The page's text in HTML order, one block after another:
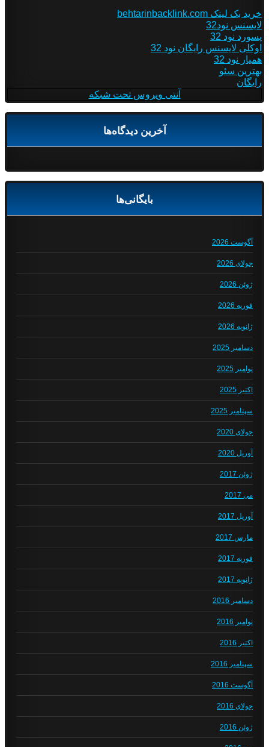
خرید بک لینک behtarinbacklink.com
لایسنس نود32
پسورد نود 32
اوکلی لایسنس رایگان نود 32
همیار نود 32
بهترین سئو
رایگان
آنتی ویروس تحت شبکه
آخرین دیدگاه‌ها
بایگانی‌ها
آگوست 2026
جولای 2026
ژوئن 2026
فوریه 2026
ژانویه 2026
دسامبر 2025
نوامبر 2025
اکتبر 2025
سپتامبر 2025
جولای 2020
آوریل 2020
ژوئن 2017
می 2017
آوریل 2017
مارس 2017
فوریه 2017
ژانویه 2017
دسامبر 2016
نوامبر 2016
اکتبر 2016
سپتامبر 2016
آگوست 2016
جولای 2016
ژوئن 2016